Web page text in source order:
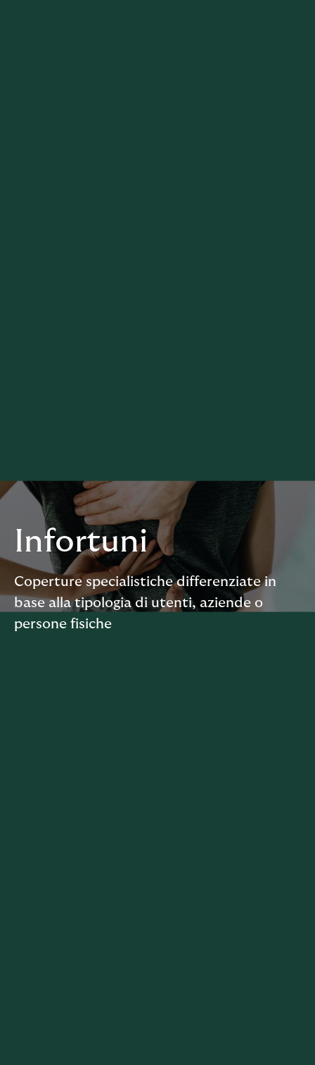
Infortuni
Coperture specialistiche differenziate in
base alla tipologia di utenti, aziende o
persone fisiche